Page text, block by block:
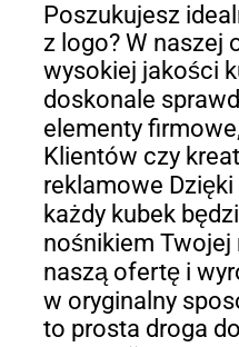
Poszukujesz
z logo? W naszej
wysokiej jakości
doskonale
elementy
Klientów czy
reklamowe
każdy kubek
nośnikiem Twojej
naszą ofertę i
w oryginalny
to prosta droga